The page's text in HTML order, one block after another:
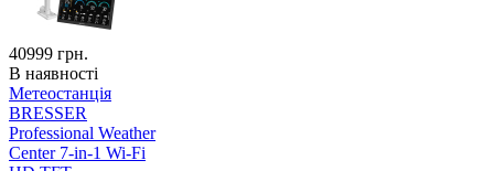
40999 грн.
В наявності
Метеостанція
BRESSER
Professional Weather
Center 7-in-1 Wi-Fi